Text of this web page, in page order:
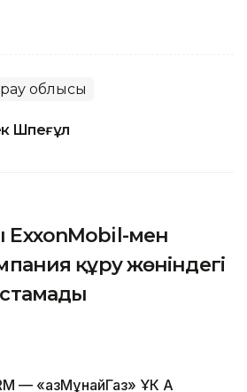
облысы
Шөпеғұл
мен
құру жөніндегі
— «ҚазМұнайГаз» ҰК АҚ